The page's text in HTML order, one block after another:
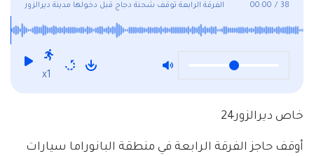
الفرقة الرابعة توقف شحنة دجاج قبل دخولها مدينة ديرالزور 00:00 / 38
x1
خاص ديرالزور24
أوقف حاجز الفرقة الرابعة في منطقة البانوراما سيارات